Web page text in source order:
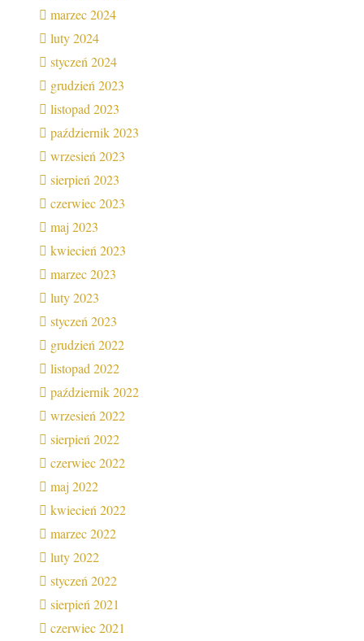
marzec 2024
luty 2024
styczeń 2024
grudzień 2023
listopad 2023
październik 2023
wrzesień 2023
sierpień 2023
czerwiec 2023
maj 2023
kwiecień 2023
marzec 2023
luty 2023
styczeń 2023
grudzień 2022
listopad 2022
październik 2022
wrzesień 2022
sierpień 2022
czerwiec 2022
maj 2022
kwiecień 2022
marzec 2022
luty 2022
styczeń 2022
sierpień 2021
czerwiec 2021